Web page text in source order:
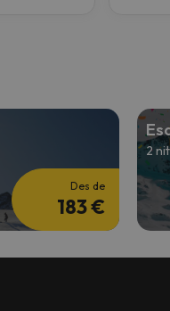
Des de
183 €
2